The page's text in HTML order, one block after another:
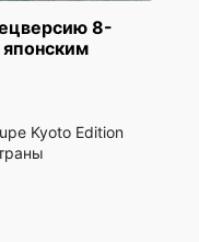
8-
Kyoto Edition